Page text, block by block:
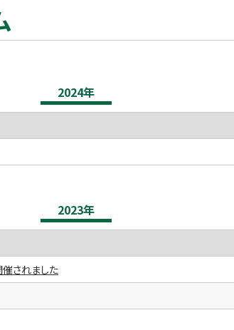
2024年
2023年
されました